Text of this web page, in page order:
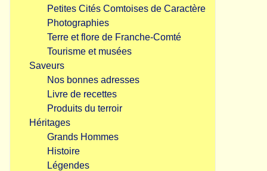
Petites Cités Comtoises de Caractère
Photographies
Terre et flore de Franche-Comté
Tourisme et musées
Saveurs
Nos bonnes adresses
Livre de recettes
Produits du terroir
Héritages
Grands Hommes
Histoire
Légendes